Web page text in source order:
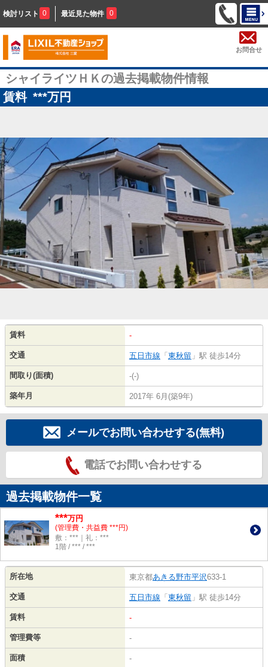
検討リスト 0 最近見た物件 0
お問合せ
シャイライツＨＫの過去掲載物件情報
賃料 ***万円
賃料 -
交通 五日市線 「東秋留 」駅 徒歩14分
間取り(面積) -(-)
築年月 2017年 6月(築9年)
メールでお問い合わせする(無料)
電話でお問い合わせする
過去掲載物件一覧
***万円
(管理費・共益費 ***円)
敷：***｜礼：***
1階 / *** / ***
所在地 東京都あきる野市平沢633-1
交通 五日市線 「東秋留 」駅 徒歩14分
賃料 -
管理費等 -
面積 -